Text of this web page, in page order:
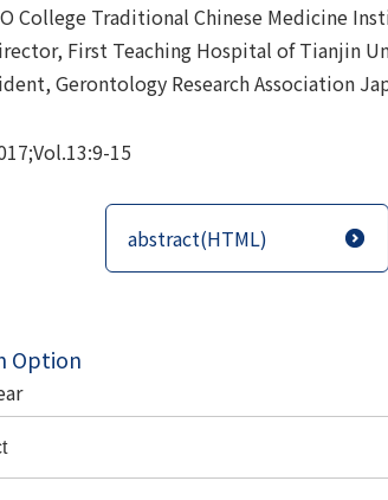
College Traditional Chinese Medicine
First Teaching Hospital of Tianjin
Gerontology Research Association
15
abstract(HTML)
Option